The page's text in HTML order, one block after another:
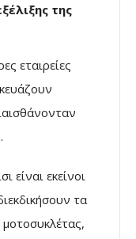
της
εταιρείες
είναι εκείνοι
τα